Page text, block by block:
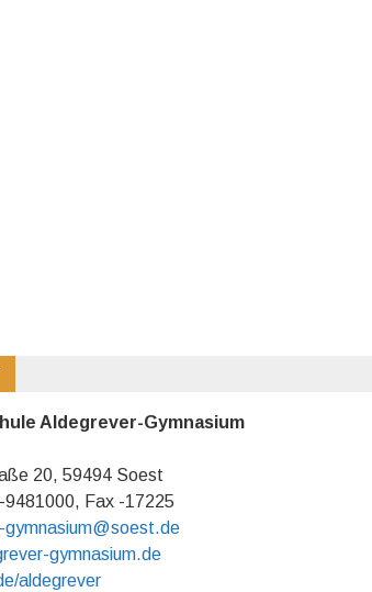
Aldegrever-Gymnasium
20, 59494 Soest
9481000, Fax -17225
gymnasium@soest.de
gymnasium.de
aldegrever